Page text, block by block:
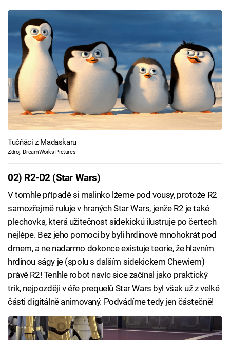
Tučňáci z Madaskaru
Zdroj: DreamWorks Pictures
02) R2-D2 (Star Wars)
V tomhle případě si malinko lžeme pod vousy, protože R2
samozřejmě ruluje v hraných Star Wars, jenže R2 je také
plechovka, která užitečnost sidekicků ilustruje po čertech
nejlépe. Bez jeho pomoci by byli hrdinové mnohokrát pod
drnem, a ne nadarmo dokonce existuje teorie, že hlavním
hrdinou ságy je (spolu s dalším sidekickem Chewiem)
právě R2! Tenhle robot navíc sice začínal jako praktický
trik, nejpozději v éře prequelů Star Wars byl však už z velké
části digitálně animovaný. Podvádíme tedy jen částečně!